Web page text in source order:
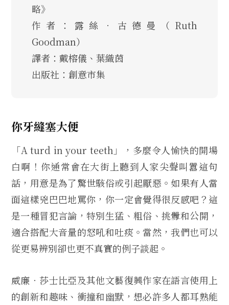
略》
作者：露絲．古德曼（Ruth
Goodman）
譯者：戴榕儀、葉織茵
出版社：創意市集
你牙縫塞大便
「A turd in your teeth」，多麼令人愉快的開場
白啊！你通常會在大街上聽到人家尖聲叫囂這句
話，用意是為了驚世駭俗或引起厭惡。如果有人當
面這樣兇巴巴地罵你，你一定會覺得很反感吧？這
是一種冒犯言論，特別生猛、粗俗、挑釁和公開，
適合搭配大音量的怒吼和吐痰。當然，我們也可以
從更易辨別卻也更不真實的例子談起。
威廉‧莎士比亞及其他文藝復興作家在語言使用上
的創新和趣味、衝撞和幽默，想必許多人都耳熟能